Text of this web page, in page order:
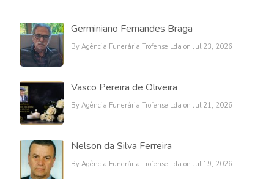
Germiniano Fernandes Braga
By Agência Funerária Trofense Lda on Jul 23, 2026
Vasco Pereira de Oliveira
By Agência Funerária Trofense Lda on Jul 21, 2026
Nelson da Silva Ferreira
By Agência Funerária Trofense Lda on Jul 19, 2026